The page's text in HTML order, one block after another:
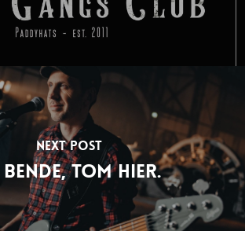
Next Post
bende, Tom hier.